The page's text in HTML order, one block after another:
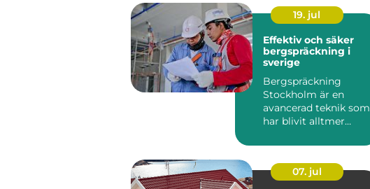
19. jul
Effektiv och säker
bergspräckning i
sverige
Bergspräckning
Stockholm är en
avancerad teknik som
har blivit alltmer
07. jul